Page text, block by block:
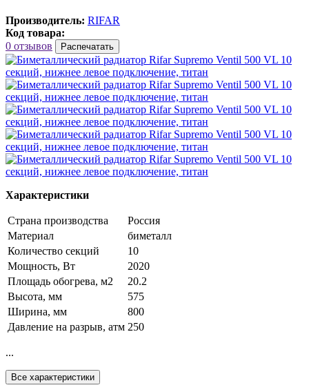
Производитель: RIFAR
Код товара:
0 отзывов
Распечатать
Характеристики
Страна производства
Россия
Материал
биметалл
Количество секций
10
Мощность, Вт
2020
Площадь обогрева, м2
20.2
Высота, мм
575
Ширина, мм
800
Давление на разрыв, атм 250
...
Все характеристики